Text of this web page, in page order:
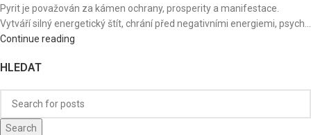
Pyrit je považován za kámen ochrany, prosperity a manifestace.
Vytváří silný energetický štít, chrání před negativními energiemi, psych...
Continue reading
HLEDAT
Search